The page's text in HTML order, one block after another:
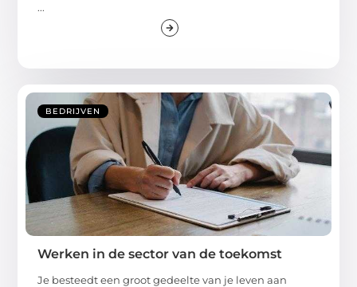
...
BEDRIJVEN
Werken in de sector van de toekomst
Je besteedt een groot gedeelte van je leven aan